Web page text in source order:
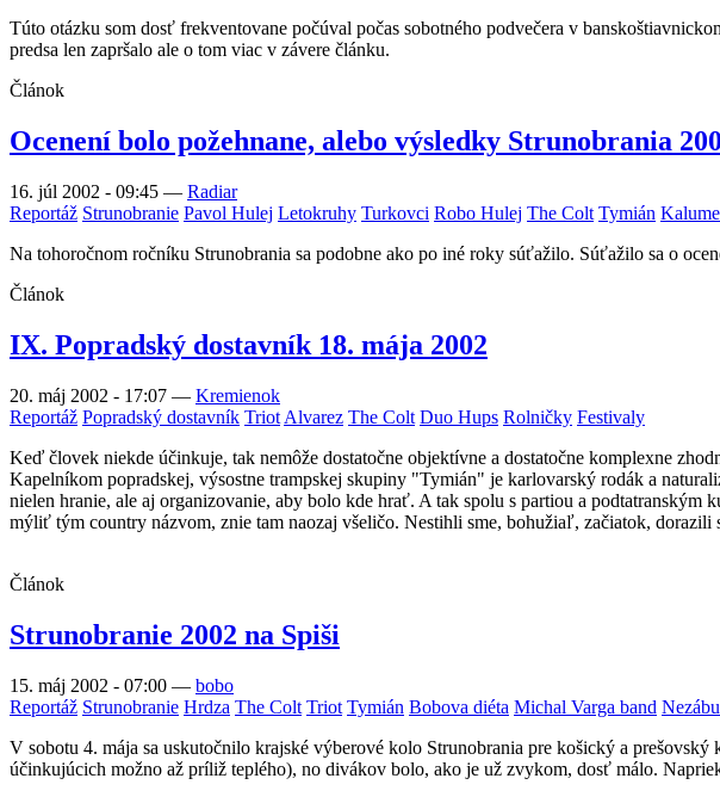
Túto otázku som dosť frekventovane počúval počas sobotného podvečera v
predsa len zapršalo ale o tom viac v závere článku.
Článok
Ocenení bolo požehnane, alebo výsledky Strunobrania
16. júl 2002 - 09:45 — Radiar
Reportáž Strunobranie Pavol Hulej Letokruhy Turkovci Robo Hulej The Colt Tymián
Na tohoročnom ročníku Strunobrania sa podobne ako po iné roky súťažilo. Súťažilo sa o
Článok
IX. Popradský dostavník 18. mája 2002
20. máj 2002 - 17:07 — Kremienok
Reportáž Popradský dostavník Triot Alvarez The Colt Duo Hups Rolničky Festivaly
Keď človek niekde účinkuje, tak nemôže dostatočne objektívne a dostatočne komplexne
Kapelníkom popradskej, výsostne trampskej skupiny "Tymián" je karlovarský rodák a
nielen hranie, ale aj organizovanie, aby bolo kde hrať. A tak spolu s partiou a
mýliť tým country názvom, znie tam naozaj všeličo. Nestihli sme, bohužiaľ, začiatok,
Článok
Strunobranie 2002 na Spiši
15. máj 2002 - 07:00 — bobo
Reportáž Strunobranie Hrdza The Colt Triot Tymián Bobova diéta Michal Varga band
V sobotu 4. mája sa uskutočnilo krajské výberové kolo Strunobrania pre košický a
účinkujúcich možno až príliž teplého), no divákov bolo, ako je už zvykom, dosť málo.